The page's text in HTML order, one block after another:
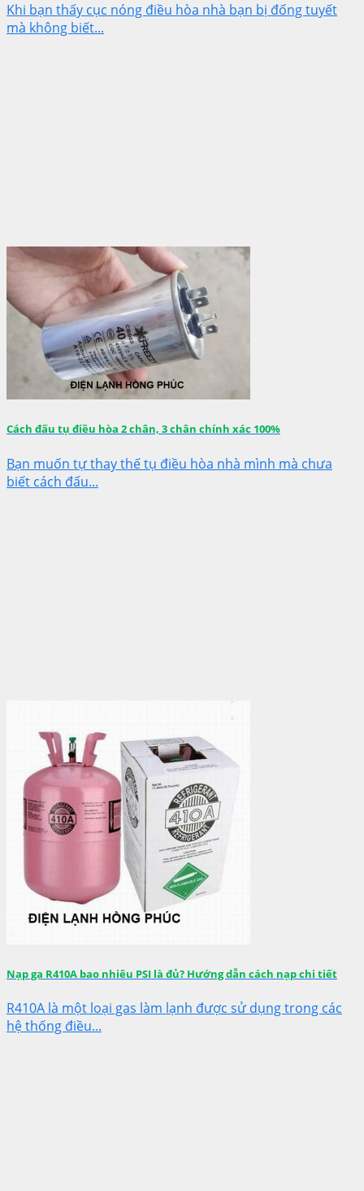
Khi bạn thấy cục nóng điều hòa nhà bạn bị đống tuyết
mà không biết...
Cách đấu tụ điều hòa 2 chân, 3 chân chính xác 100%
Bạn muốn tự thay thế tụ điều hòa nhà mình mà chưa
biết cách đấu...
Nạp ga R410A bao nhiêu PSI là đủ? Hướng dẫn cách nạp chi tiết
R410A là một loại gas làm lạnh được sử dụng trong các
hệ thống điều...